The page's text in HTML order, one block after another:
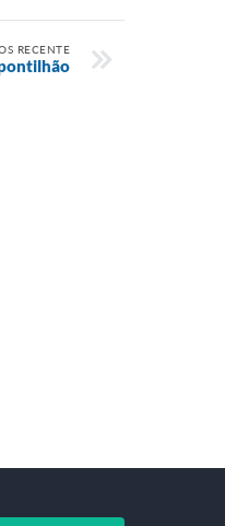
RECENTE